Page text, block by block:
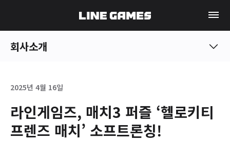
회사소개
2025년 4월 16일
라인게임즈, 매치3 퍼즐 ‘헬로키티
프렌즈 매치’ 소프트론칭!